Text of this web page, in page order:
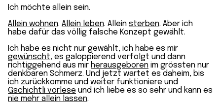
Ich möchte allein sein.
Allein wohnen. Allein leben. Allein sterben. Aber ich
habe dafür das völlig falsche Konzept gewählt.
Ich habe es nicht nur gewählt, ich habe es mir
gewünscht, es galoppierend verfolgt und dann
richtiggehend aus mir herausgeboren im grössten nur
denkbaren Schmerz. Und jetzt wartet es daheim, bis
ich zurückkomme und weiter funktioniere und
Gschichtli vorlese und ich liebe es so sehr und kann es
nie mehr allein lassen.